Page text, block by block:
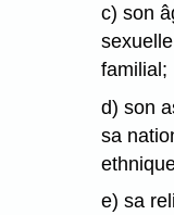
c) son
familial;
d) son
sa
e) sa